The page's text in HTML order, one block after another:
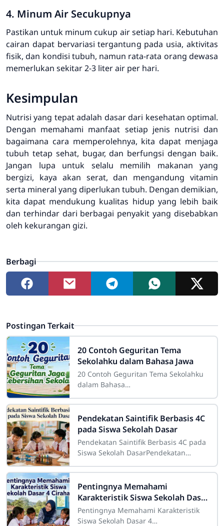
4. Minum Air Secukupnya
Pastikan untuk minum cukup air setiap hari. Kebutuhan
cairan dapat bervariasi tergantung pada usia, aktivitas
fisik, dan kondisi tubuh, namun rata-rata orang dewasa
memerlukan sekitar 2-3 liter air per hari.
Kesimpulan
Nutrisi yang tepat adalah dasar dari kesehatan optimal.
Dengan memahami manfaat setiap jenis nutrisi dan
bagaimana cara memperolehnya, kita dapat menjaga
tubuh tetap sehat, bugar, dan berfungsi dengan baik.
Jangan lupa untuk selalu memilih makanan yang
bergizi, kaya akan serat, dan mengandung vitamin
serta mineral yang diperlukan tubuh. Dengan demikian,
kita dapat mendukung kualitas hidup yang lebih baik
dan terhindar dari berbagai penyakit yang disebabkan
oleh kekurangan gizi.
Berbagi
Postingan Terkait
20 Contoh Geguritan Tema
Sekolahku dalam Bahasa Jawa
20 Contoh Geguritan Tema Sekolahku
dalam Bahasa
adalah salah satu bentuk sastra lisan
dalam budaya Jawa yang dikenal
Pendekatan Saintifik Berbasis 4C
pada Siswa Sekolah Dasar
Pendekatan Saintifik Berbasis 4C pada
Siswa Sekolah DasarPendekatan
sekolah dasar merupakan strategi
pembelajaran
Pentingnya Memahami
Karakteristik Siswa Sekolah Dasar
4 Cirahab
Pentingnya Memahami Karakteristik
Siswa Sekolah Dasar 4